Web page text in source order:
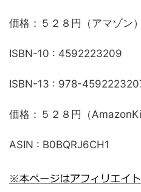
価格：５２８円（アマゾン）
ISBN-10 : 4592223209
ISBN-13 : 978-
価格：５２８円（
ASIN : B0BQRJ6CH1